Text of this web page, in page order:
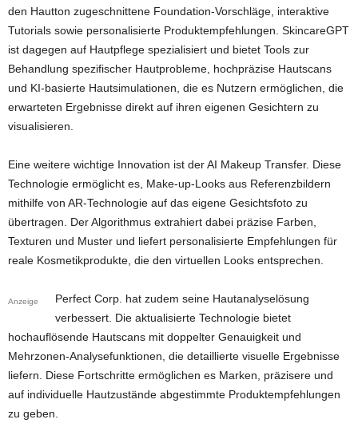
den Hautton zugeschnittene Foundation-Vorschläge, interaktive
Tutorials sowie personalisierte Produktempfehlungen. SkincareGPT
ist dagegen auf Hautpflege spezialisiert und bietet Tools zur
Behandlung spezifischer Hautprobleme, hochpräzise Hautscans
und KI-basierte Hautsimulationen, die es Nutzern ermöglichen, die
erwarteten Ergebnisse direkt auf ihren eigenen Gesichtern zu
visualisieren.
Eine weitere wichtige Innovation ist der AI Makeup Transfer. Diese
Technologie ermöglicht es, Make-up-Looks aus Referenzbildern
mithilfe von AR-Technologie auf das eigene Gesichtsfoto zu
übertragen. Der Algorithmus extrahiert dabei präzise Farben,
Texturen und Muster und liefert personalisierte Empfehlungen für
reale Kosmetikprodukte, die den virtuellen Looks entsprechen.
Anzeige
Perfect Corp. hat zudem seine Hautanalyselösung
verbessert. Die aktualisierte Technologie bietet
hochauflösende Hautscans mit doppelter Genauigkeit und
Mehrzonen-Analysefunktionen, die detaillierte visuelle Ergebnisse
liefern. Diese Fortschritte ermöglichen es Marken, präzisere und
auf individuelle Hautzustände abgestimmte Produktempfehlungen
zu geben.